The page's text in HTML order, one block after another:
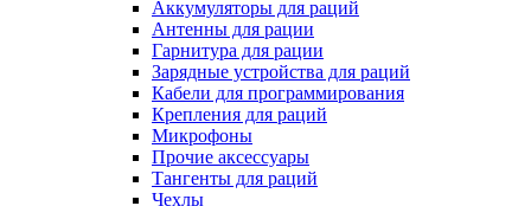
Аккумуляторы для раций
Антенны для рации
Гарнитура для рации
Зарядные устройства для раций
Кабели для программирования
Крепления для раций
Микрофоны
Прочие аксессуары
Тангенты для раций
Чехлы